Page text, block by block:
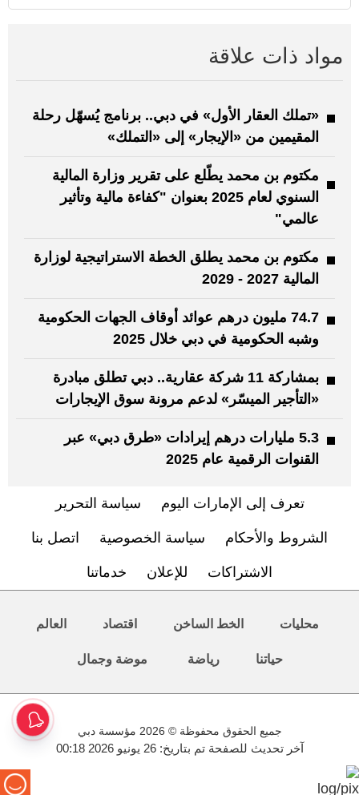
مواد ذات علاقة
«تملك العقار الأول» في دبي.. برنامج يُسهّل رحلة
المقيمين من «الإيجار» إلى «التملك»
مكتوم بن محمد يطّلع على تقرير وزارة المالية
السنوي لعام 2025 بعنوان "كفاءة مالية وتأثير
عالمي"
مكتوم بن محمد يطلق الخطة الاستراتيجية لوزارة
المالية 2027 - 2029
74.7 مليون درهم عوائد أوقاف الجهات الحكومية
وشبه الحكومية في دبي خلال 2025
بمشاركة 11 شركة عقارية.. دبي تطلق مبادرة
«التأجير الميسّر» لدعم مرونة سوق الإيجارات
5.3 مليارات درهم إيرادات «طرق دبي» عبر
القنوات الرقمية عام 2025
تعرف إلى الإمارات اليوم سياسة التحرير
الشروط والأحكام سياسة الخصوصية اتصل بنا
الاشتراكات للإعلان خدماتنا
محليات الخط الساخن اقتصاد العالم
حياتنا رياضة موضة وجمال
جميع الحقوق محفوظة © 2026 مؤسسة دبي
آخر تحديث للصفحة تم بتاريخ: 26 يونيو 2026 00:18